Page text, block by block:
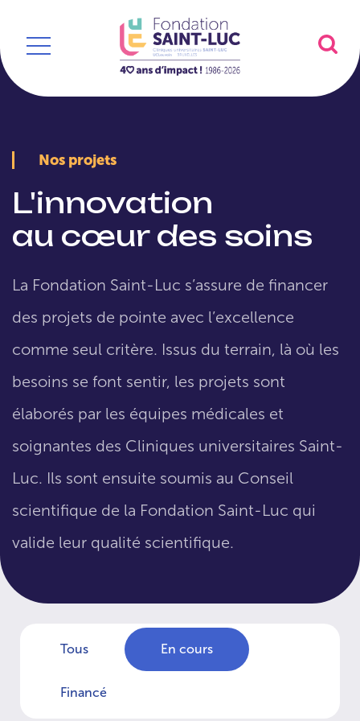
Nos projets
L'innovation
au cœur des soins
La Fondation Saint-Luc s’assure de financer
des projets de pointe avec l’excellence
comme seul critère. Issus du terrain, là où les
besoins se font sentir, les projets sont
élaborés par les équipes médicales et
soignantes des Cliniques universitaires Saint-
Luc. Ils sont ensuite soumis au Conseil
scientifique de la Fondation Saint-Luc qui
valide leur qualité scientifique.
Tous En cours
Financé